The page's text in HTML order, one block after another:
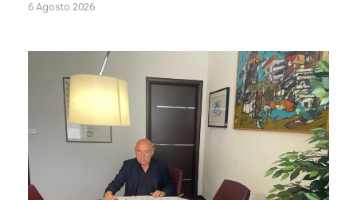
6 Agosto 2026